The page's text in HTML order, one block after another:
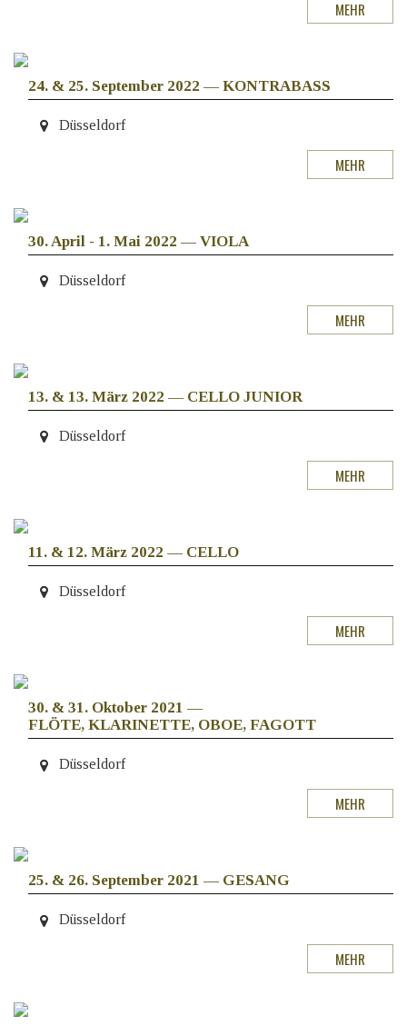
MEHR
24. & 25. September 2022 — KONTRABASS
Düsseldorf
MEHR
30. April - 1. Mai 2022 — VIOLA
Düsseldorf
MEHR
13. & 13. März 2022 — CELLO JUNIOR
Düsseldorf
MEHR
11. & 12. März 2022 — CELLO
Düsseldorf
MEHR
30. & 31. Oktober 2021 —
FLÖTE, KLARINETTE, OBOE, FAGOTT
Düsseldorf
MEHR
25. & 26. September 2021 — GESANG
Düsseldorf
MEHR